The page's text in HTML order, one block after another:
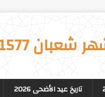
شعبان 1577
تاريخ عيد الأضحى 2026